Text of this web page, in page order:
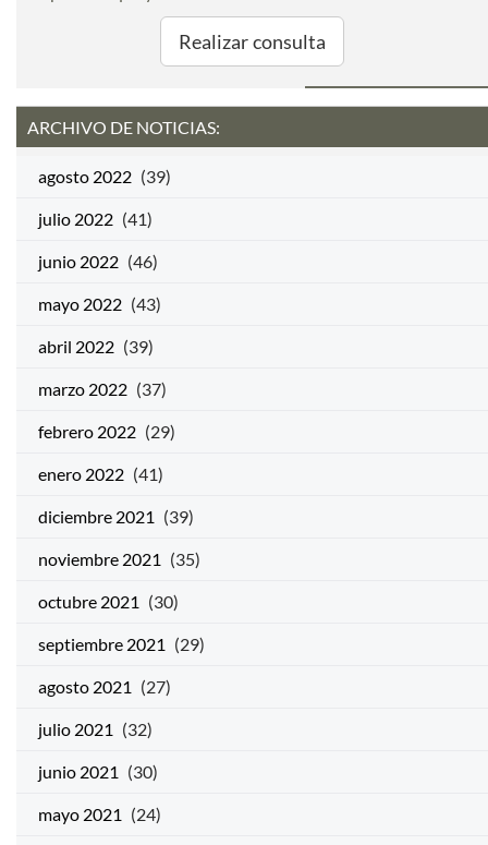
Realizar consulta
ARCHIVO DE NOTICIAS:
agosto 2022 (39)
julio 2022 (41)
junio 2022 (46)
mayo 2022 (43)
abril 2022 (39)
marzo 2022 (37)
febrero 2022 (29)
enero 2022 (41)
diciembre 2021 (39)
noviembre 2021 (35)
octubre 2021 (30)
septiembre 2021 (29)
agosto 2021 (27)
julio 2021 (32)
junio 2021 (30)
mayo 2021 (24)